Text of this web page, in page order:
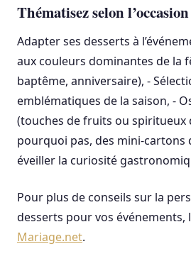
Thématisez selon l’occasion
Adapter ses desserts à
aux couleurs dominantes de la
baptême, anniversaire), -
emblématiques de la saison, -
(touches de fruits ou spiritueux
pourquoi pas, des mini-
éveiller la curiosité
Pour plus de conseils sur la
desserts pour vos événements,
Mariage.net.